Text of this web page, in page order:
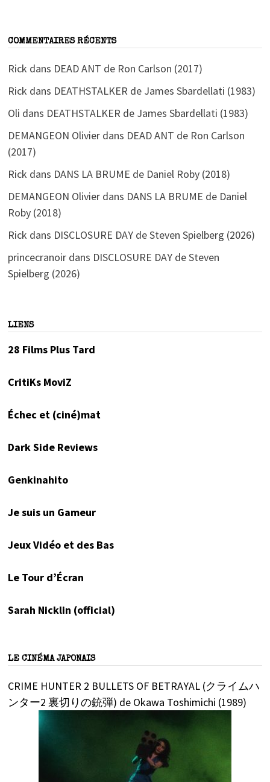
COMMENTAIRES RÉCENTS
Rick dans DEAD ANT de Ron Carlson (2017)
Rick dans DEATHSTALKER de James Sbardellati (1983)
Oli dans DEATHSTALKER de James Sbardellati (1983)
DEMANGEON Olivierdans DEAD ANT de Ron Carlson
(2017)
Rick dans DANS LA BRUME de Daniel Roby (2018)
DEMANGEON Olivierdans DANS LA BRUME de Daniel
Roby (2018)
Rick dans DISCLOSURE DAY de Steven Spielberg (2026)
princecranoirdans DISCLOSURE DAY de Steven
Spielberg (2026)
LIENS
28 Films Plus Tard
CritiKs MoviZ
Échec et (ciné)mat
Dark Side Reviews
Genkinahito
Je suis un Gameur
Jeux Vidéo et des Bas
Le Tour d’Écran
Sarah Nicklin (official)
LE CINÉMA JAPONAIS
CRIME HUNTER 2 BULLETS OF BETRAYAL (クライムハ
ンター2 裏切りの銃弾) de Okawa Toshimichi (1989)